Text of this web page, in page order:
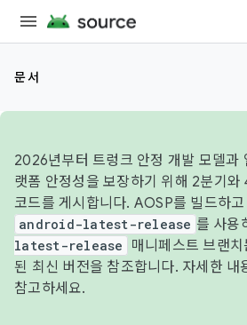
문서
2026년부터 트렁크 안정 개발 모델과
랫폼 안정성을 보장하기 위해 2분기
코드를 게시합니다. AOSP를 빌드하
android-latest-release 를 사용
latest-release
매니페스트 브랜
된 최신 버전을 참조합니다. 자세한 내
참고하세요.